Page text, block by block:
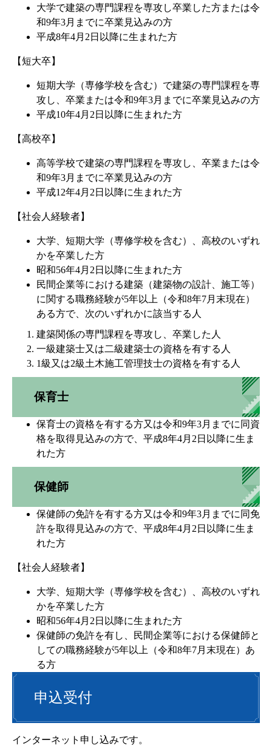
大学で建築の専門課程を専攻し卒業した方または令
和9年3月までに卒業見込みの方
平成8年4月2日以降に生まれた方
【短大卒】
短期大学（専修学校を含む）で建築の専門課程を専
攻し、卒業または令和9年3月までに卒業見込みの方
平成10年4月2日以降に生まれた方
【高校卒】
高等学校で建築の専門課程を専攻し、卒業または令
和9年3月までに卒業見込みの方
平成12年4月2日以降に生まれた方
【社会人経験者】
大学、短期大学（専修学校を含む）、高校のいずれ
かを卒業した方
昭和56年4月2日以降に生まれた方
民間企業等における建築（建築物の設計、施工等）
に関する職務経験が5年以上（令和8年7月末現在）
ある方で、次のいずれかに該当する人
建築関係の専門課程を専攻し、卒業した人
一級建築士又は二級建築士の資格を有する人
1級又は2級土木施工管理技士の資格を有する人
保育士
保育士の資格を有する方又は令和9年3月までに同資
格を取得見込みの方で、平成8年4月2日以降に生ま
れた方
保健師
保健師の免許を有する方又は令和9年3月までに同免
許を取得見込みの方で、平成8年4月2日以降に生ま
れた方
【社会人経験者】
大学、短期大学（専修学校を含む）、高校のいずれ
かを卒業した方
昭和56年4月2日以降に生まれた方
保健師の免許を有し、民間企業等における保健師と
しての職務経験が5年以上（令和8年7月末現在）あ
る方
申込受付
インターネット申し込みです。